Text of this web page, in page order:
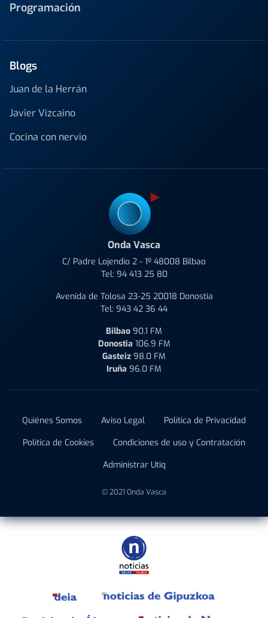
Programación
Blogs
Juan de la Herrán
Javier Vizcaino
Cocina con nervio
Onda Vasca
C/ Padre Lojendio 2 - 1º 48008 Bilbao
Tel: 94 413 25 80
Avenida de Tolosa 23-25 20018 Donostia
Tel: 943 42 36 44
Bilbao 90.1 FM
Donostia 106.9 FM
Gasteiz 98.0 FM
Iruña 96.0 FM
Quiénes Somos Aviso Legal
Política de Privacidad
Política de Cookies
Condiciones de uso y Contratación
Administrar Utiq
© 2021 Onda Vasca